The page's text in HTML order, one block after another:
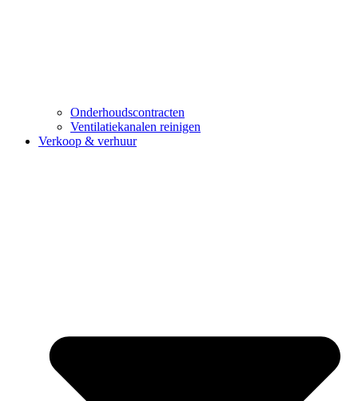
Onderhoudscontracten
Ventilatiekanalen reinigen
Verkoop & verhuur